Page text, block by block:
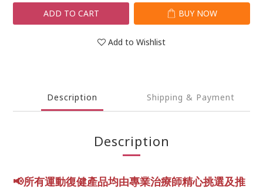
ADD TO CART BUY NOW
Add to Wishlist
Description Shipping & Payment
Description
📢所有運動復健產品均由專業治療師精心挑選及推